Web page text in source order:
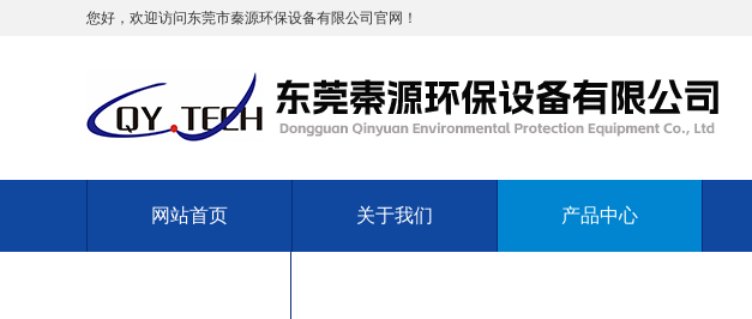
您好，欢迎访问东莞市秦源环保设备有限公司官网！
网站首页 关于我们 产品中心